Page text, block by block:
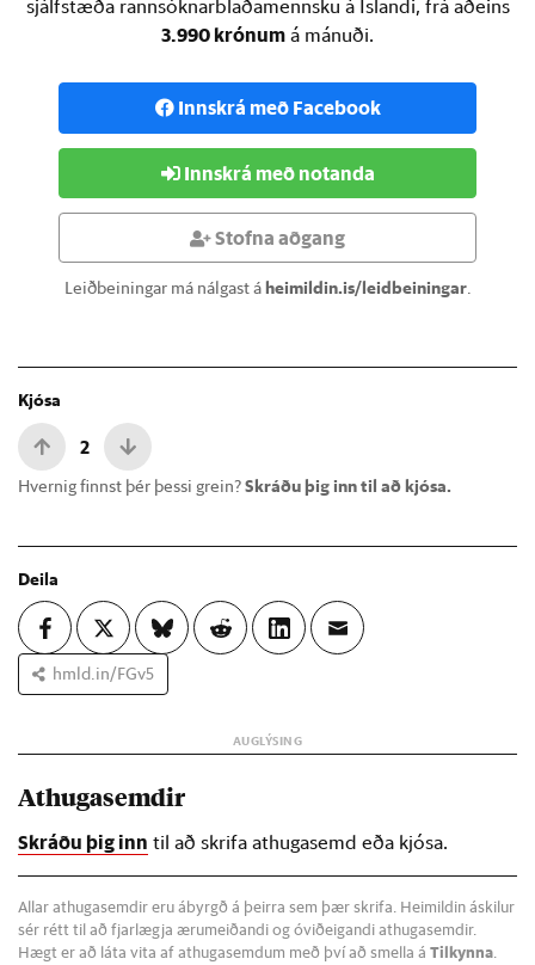
sjálfstæða rannsóknarblaðamennsku á Íslandi, frá aðeins
3.990 krónum á mánuði.
Innskrá með Facebook
Innskrá með notanda
Stofna aðgang
Leiðbeiningar má nálgast áheimildin.is/leidbeiningar.
Kjósa
2
Hvernig finnst þér þessi grein?Skráðu þig inn til að kjósa.
Deila
hmld.in/FGv5
Athugasemdir
Skráðu þig inn til að skrifa athugasemd eða kjósa.
Allar athugasemdir eru ábyrgð á þeirra sem þær skrifa. Heimildin áskilur
sér rétt til að fjarlægja ærumeiðandi og óviðeigandi athugasemdir.
Hægt er að láta vita af athugasemdum með því að smella á Tilkynna